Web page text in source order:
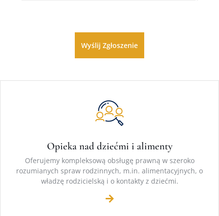
Opieka nad dziećmi i alimenty
Oferujemy kompleksową obsługę prawną w szeroko
rozumianych spraw rodzinnych, m.in. alimentacyjnych, o
władzę rodzicielską i o kontakty z dziećmi.